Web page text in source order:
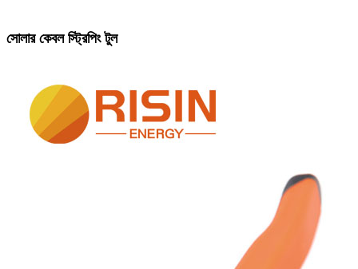
সোলার কেবল স্ট্রিপিং টুল